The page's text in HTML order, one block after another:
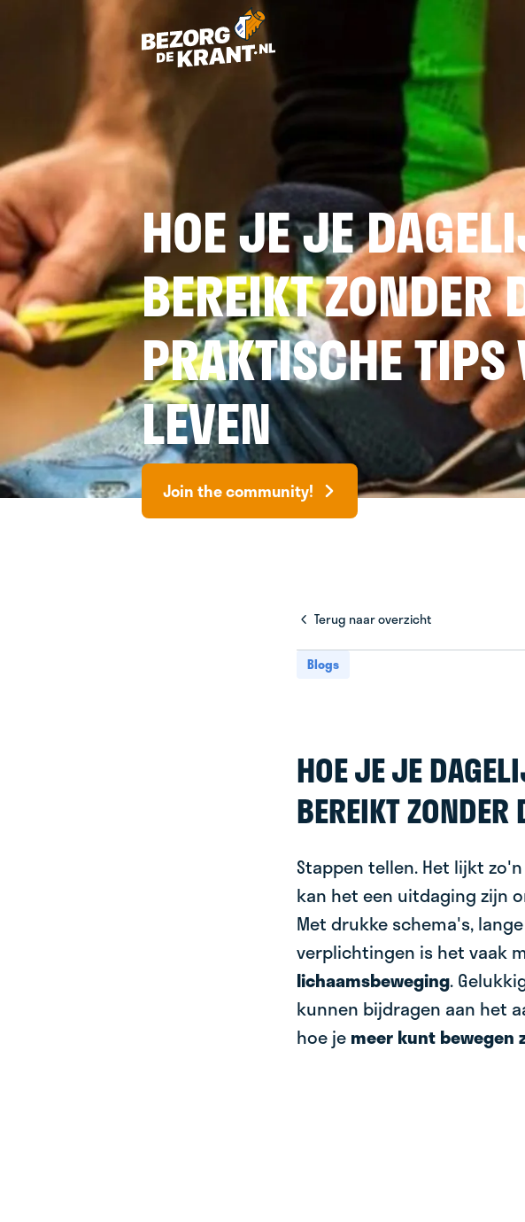
HOE JE JE
BEREIKT ZONDER
PRAKTISCHE TIPS
LEVEN
Join the community!
Terug naar overzicht
Blogs
HOE JE JE
BEREIKT ZONDER
Stappen tellen. Het lijkt
kan het een uitdaging zijn
Met drukke schema's,
verplichtingen is het vaak
lichaamsbeweging.
kunnen bijdragen aan het
hoe je meer kunt bewegen